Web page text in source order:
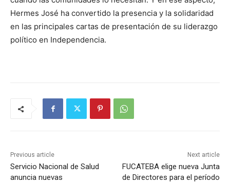
Hermes José ha convertido la presencia y la solidaridad
en las principales cartas de presentación de su liderazgo
político en Independencia.
Previous article
Servicio Nacional de Salud
anuncia nuevas
Next article
FUCATEBA elige nueva Junta
de Directores para el período